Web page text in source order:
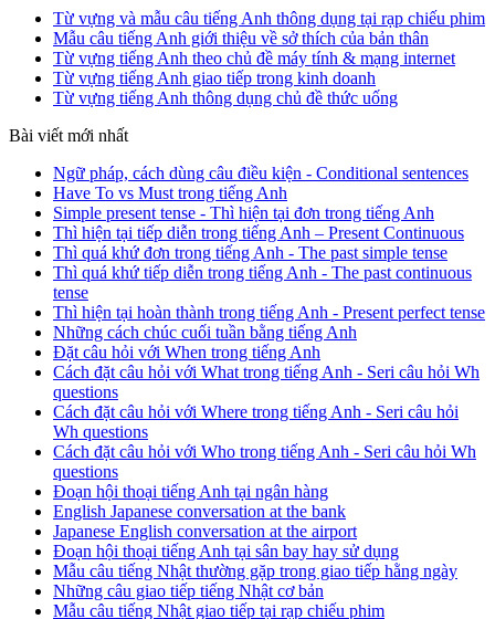
Từ vựng và mẫu câu tiếng Anh thông dụng tại rạp chiếu phim
Mẫu câu tiếng Anh giới thiệu về sở thích của bản thân
Từ vựng tiếng Anh theo chủ đề máy tính & mạng internet
Từ vựng tiếng Anh giao tiếp trong kinh doanh
Từ vựng tiếng Anh thông dụng chủ đề thức uống
Bài viết mới nhất
Ngữ pháp, cách dùng câu điều kiện - Conditional sentences
Have To vs Must trong tiếng Anh
Simple present tense - Thì hiện tại đơn trong tiếng Anh
Thì hiện tại tiếp diễn trong tiếng Anh – Present Continuous
Thì quá khứ đơn trong tiếng Anh - The past simple tense
Thì quá khứ tiếp diễn trong tiếng Anh - The past continuous
tense
Thì hiện tại hoàn thành trong tiếng Anh - Present perfect tense
Những cách chúc cuối tuần bằng tiếng Anh
Đặt câu hỏi với When trong tiếng Anh
Cách đặt câu hỏi với What trong tiếng Anh - Seri câu hỏi Wh
questions
Cách đặt câu hỏi với Where trong tiếng Anh - Seri câu hỏi
Wh questions
Cách đặt câu hỏi với Who trong tiếng Anh - Seri câu hỏi Wh
questions
Đoạn hội thoại tiếng Anh tại ngân hàng
English Japanese conversation at the bank
Japanese English conversation at the airport
Đoạn hội thoại tiếng Anh tại sân bay hay sử dụng
Mẫu câu tiếng Nhật thường gặp trong giao tiếp hằng ngày
Những câu giao tiếp tiếng Nhật cơ bản
Mẫu câu tiếng Nhật giao tiếp tại rạp chiếu phim